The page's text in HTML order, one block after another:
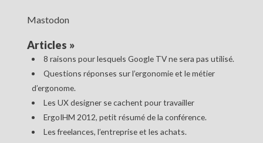
Mastodon
Articles »
8 raisons pour lesquels Google TV ne sera pas utilisé.
Questions réponses sur l’ergonomie et le métier
d’ergonome.
Les UX designer se cachent pour travailler
ErgoIHM 2012, petit résumé de la conférence.
Les freelances, l’entreprise et les achats.